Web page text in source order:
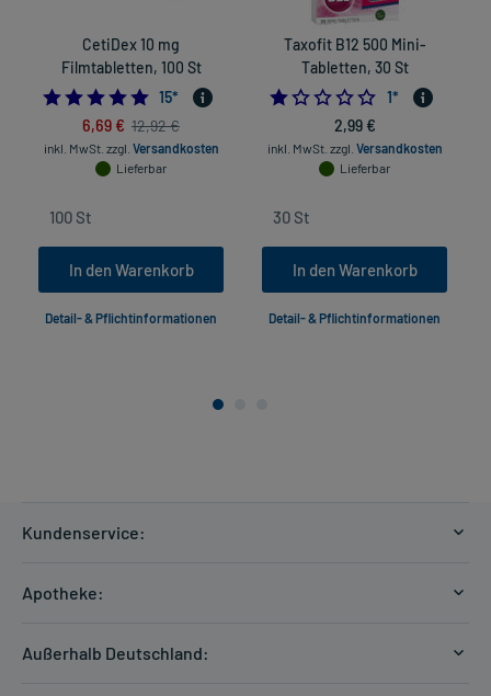
CetiDex 10 mg
Filmtabletten, 100 St
4.866666666666666
15*
6,69 € 12,92 €
inkl. MwSt. zzgl. Versandkosten
Lieferbar
In den Warenkorb
Detail- & Pflichtinformationen
Taxofit B12 500 Mini-
Tabletten, 30 St
1.0
1*
2,99 €
inkl. MwSt. zzgl. Versandkosten
Lieferbar
In den Warenkorb
Detail- & Pflichtinformationen
Kundenservice:
Apotheke:
Außerhalb Deutschland: